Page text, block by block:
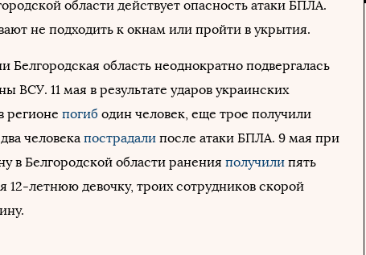
области действует опасность атаки БПЛА.
не подходить к окнам или пройти в укрытия.
Белгородская область неоднократно подвергалась
ВСУ. 11 мая в результате ударов украинских
регионе погиб один человек, еще трое получили
человека пострадали после атаки БПЛА. 9 мая при
в Белгородской области ранения получили пять
12-летнюю девочку, троих сотрудников скорой